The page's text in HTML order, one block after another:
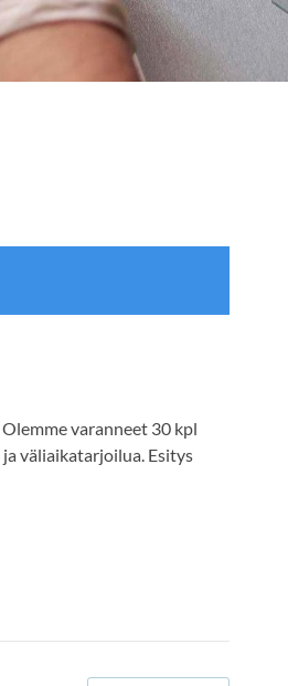
varanneet 30 kpl
väliaikatarjoilua. Esitys